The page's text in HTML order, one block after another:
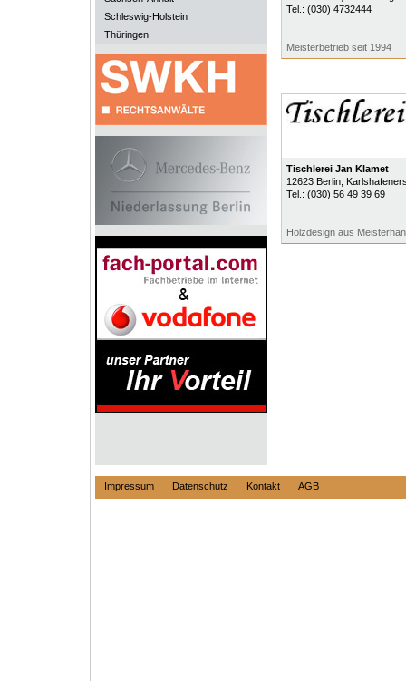
Schleswig-Holstein
Thüringen
Tel.: (030) 4732444
Meisterbetrieb seit 1994
Tischlerei Jan Klamet
12623 Berlin,
Tel.: (030) 56 49 39 69
Holzdesign aus
Impressum Datenschutz Kontakt AGB